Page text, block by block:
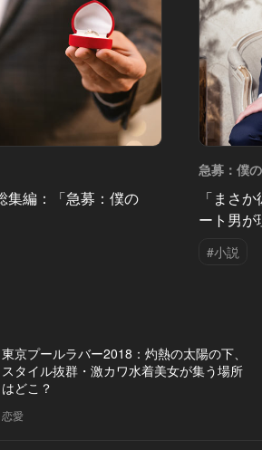
集編：「急募：僕の
急募：僕
「まさ
ート男
#小説
東京プールラバー2018：灼熱の太陽の下、
スタイル抜群・激カワ水着美女が集う場所
はどこ？
恋愛